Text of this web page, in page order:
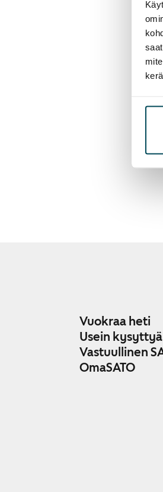
Vuokraa heti
Usein kysyttyä
Vastuullinen
OmaSATO